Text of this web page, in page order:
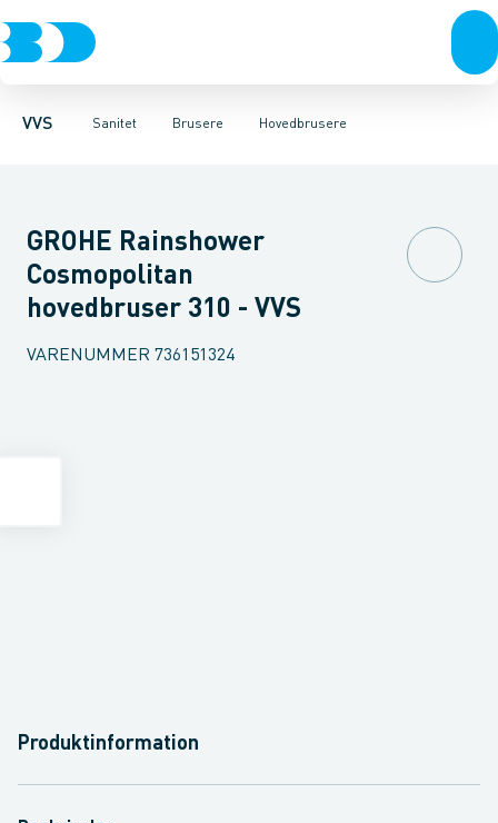
VVS Sanitet
Rør & fittingsPressfittings & rørKuglehaner & ventiler
Brusere
Toiletter, sæder og cisterner VaskeArmaturer
Hovedbrusere
HåndbrusereBruseslanger BrusesætBrusestænger
GROHE Rainshower
Cosmopolitan
hovedbruser 310 - VVS
VARENUMMER 736151324
Produktinformation